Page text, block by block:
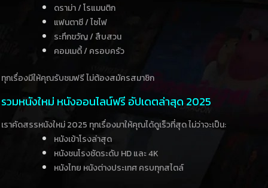
ดราม่า / โรแมนติก
แฟนตาซี / ไซไฟ
ระทึกขวัญ / สืบสวน
คอมเมดี้ / ครอบครัว
ทุกเรื่องมีให้คุณรับชมฟรี ไม่ต้องสมัครสมาชิก
รวมหนังใหม่ หนังออนไลน์ฟรี อัปเดตล่าสุด 2025
เราคัดสรรหนังใหม่ 2025 ทุกเรื่องมาให้คุณได้ดูเร็วที่สุด ไม่ว่าจะเป็น:
หนังเข้าโรงล่าสุด
หนังชนโรงชัดระดับ HD และ 4K
หนังไทย หนังต่างประเทศ ครบทุกสไตล์